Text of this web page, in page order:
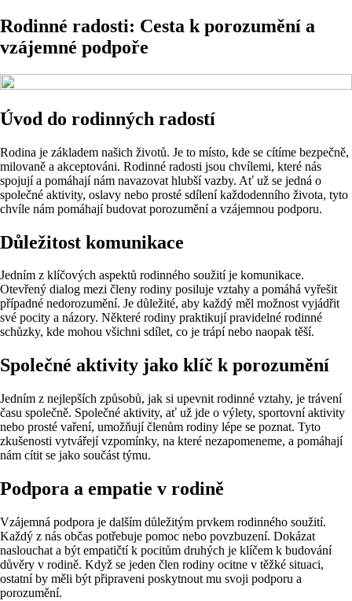
Rodinné radosti: Cesta k porozumění a
vzájemné podpoře
Úvod do rodinných radostí
Rodina je základem našich životů. Je to místo, kde se cítíme bezpečně,
milovaně a akceptováni. Rodinné radosti jsou chvílemi, které nás
spojují a pomáhají nám navazovat hlubší vazby. Ať už se jedná o
společné aktivity, oslavy nebo prosté sdílení každodenního života, tyto
chvíle nám pomáhají budovat porozumění a vzájemnou podporu.
Důležitost komunikace
Jedním z klíčových aspektů rodinného soužití je komunikace.
Otevřený dialog mezi členy rodiny posiluje vztahy a pomáhá vyřešit
případné nedorozumění. Je důležité, aby každý měl možnost vyjádřit
své pocity a názory. Některé rodiny praktikují pravidelné rodinné
schůzky, kde mohou všichni sdílet, co je trápí nebo naopak těší.
Společné aktivity jako klíč k porozumění
Jedním z nejlepších způsobů, jak si upevnit rodinné vztahy, je trávení
času společně. Společné aktivity, ať už jde o výlety, sportovní aktivity
nebo prosté vaření, umožňují členům rodiny lépe se poznat. Tyto
zkušenosti vytvářejí vzpomínky, na které nezapomeneme, a pomáhají
nám cítit se jako součást týmu.
Podpora a empatie v rodině
Vzájemná podpora je dalším důležitým prvkem rodinného soužití.
Každý z nás občas potřebuje pomoc nebo povzbuzení. Dokázat
naslouchat a být empatičtí k pocitům druhých je klíčem k budování
důvěry v rodině. Když se jeden člen rodiny ocitne v těžké situaci,
ostatní by měli být připraveni poskytnout mu svoji podporu a
porozumění.